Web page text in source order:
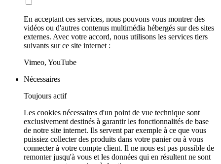
En acceptant ces services, nous pouvons vous montrer des
vidéos ou d'autres contenus multimédia hébergés sur des sites
externes. Avec votre accord, nous utilisons les services tiers
suivants sur ce site internet :
Vimeo, YouTube
Nécessaires
Toujours actif
Les cookies nécessaires d'un point de vue technique sont
exclusivement destinés à garantir les fonctionnalités de base
de notre site internet. Ils servent par exemple à ce que vous
puissiez collecter des produits dans votre panier ou à vous
connecter à votre compte client. Il ne nous est pas possible de
remonter jusqu'à vous et les données qui en résultent ne sont